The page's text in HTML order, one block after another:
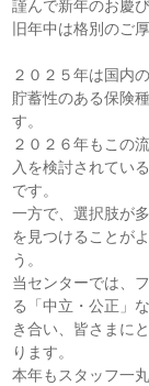
謹んで新年のお慶
旧年中は格別のご
２０２５年は国内
貯蓄性のある保険
す。
２０２６年もこの
入を検討されてい
です。
一方で、選択肢が
を見つけることが
う。
当センターでは、
る「中立・公正」
き合い、皆さまに
ります。
本年もスタッフ一